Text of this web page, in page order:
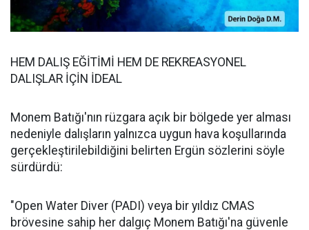
HEM DALIŞ EĞİTİMİ HEM DE REKREASYONEL
DALIŞLAR İÇİN İDEAL
Monem Batığı'nın rüzgara açık bir bölgede yer alması
nedeniyle dalışların yalnızca uygun hava koşullarında
gerçekleştirilebildiğini belirten Ergün sözlerini söyle
sürdürdü:
"Open Water Diver (PADI) veya bir yıldız CMAS
brövesine sahip her dalgıç Monem Batığı'na güvenle